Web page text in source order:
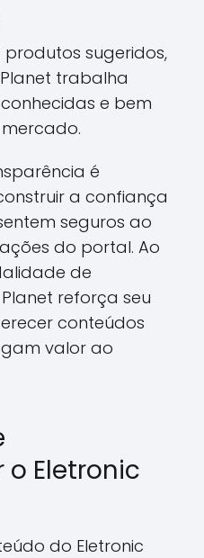
produtos sugeridos,
trabalha
e bem
é
a confiança
seguros ao
do portal. Ao
de
reforça seu
conteúdos
valor ao
Eletronic
do Eletronic